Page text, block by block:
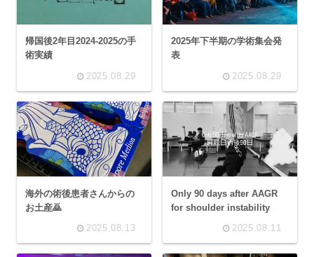
帰国後2年目2024-2025の手
術実績
2025.08.29
2025年下半期の学術集会発
表
2025.08.29
海外の術後患者さんからの
お土産🙇
2025.08.13
Only 90 days after AAGR
for shoulder instability
2025.08.11